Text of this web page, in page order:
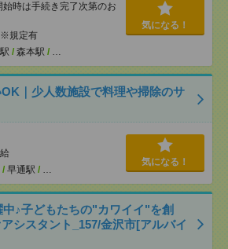
時は手続き完了次第のお
※規定有
/ 森本駅 /
気になる！
｜少人数施設で料理や掃除のサ
/ 早通駅 /
気になる！
♪子どもたちの"カワイイ"を創
シスタント_157/金沢市[アルバイ